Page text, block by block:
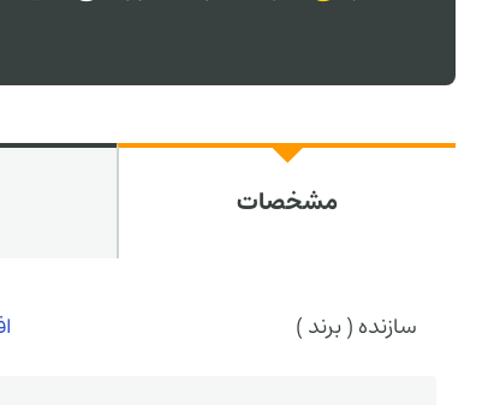
مشخصات
سازنده ( برند )